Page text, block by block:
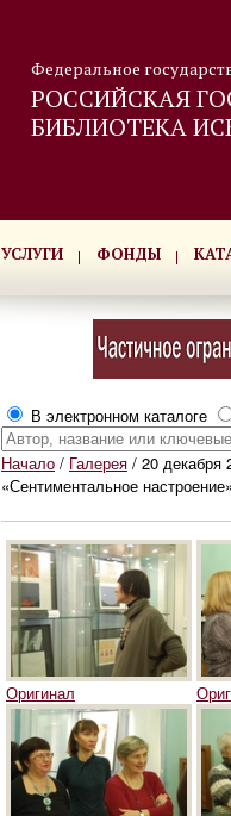
Федеральное
РОССИЙСКАЯ
БИБЛИОТЕКА
УСЛУГИ ФОНДЫ
В электронном каталоге
Начало / Галерея / 20 декабря
«Сентиментальное
Оригинал